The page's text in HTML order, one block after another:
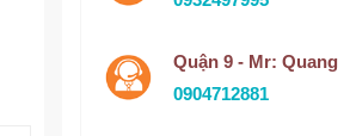
Quận 9 - Mr: Quang
0904712881